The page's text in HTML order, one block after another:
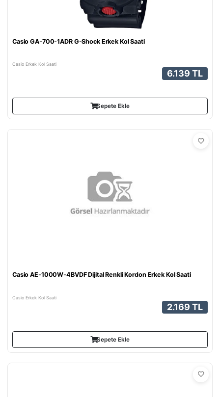
Casio GA-700-1ADR G-Shock Erkek Kol Saati
Casio Erkek Kol Saati
6.139 TL
Sepete Ekle
Casio AE-1000W-4BVDF Dijital Renkli Kordon Erkek Kol Saati
Casio Erkek Kol Saati
2.169 TL
Sepete Ekle